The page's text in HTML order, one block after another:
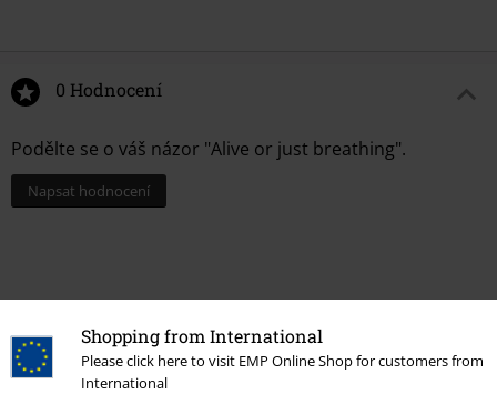
Shopping from International
Please click here to visit EMP Online Shop for customers from
International
0 Hodnocení
Podělte se o váš názor "Alive or just breathing".
Napsat hodnocení